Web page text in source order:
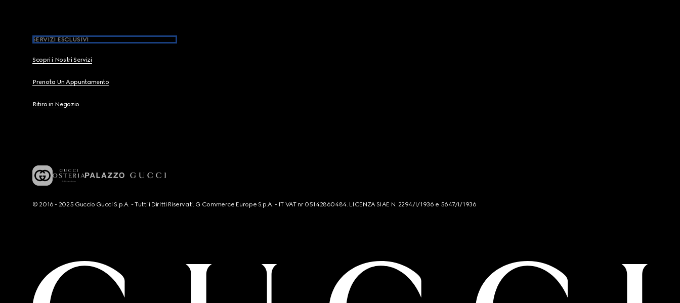
SERVIZI ESCLUSIVI
Scopri i Nostri Servizi
Prenota Un Appuntamento
Ritiro in Negozio
© 2016 - 2025 Guccio Gucci S.p.A. - Tutti i Diritti Riservati. G Commerce Europe S.p.A. - IT VAT nr 05142860484. LICENZA SIAE N. 2294/I/1936 e 5647/I/1936